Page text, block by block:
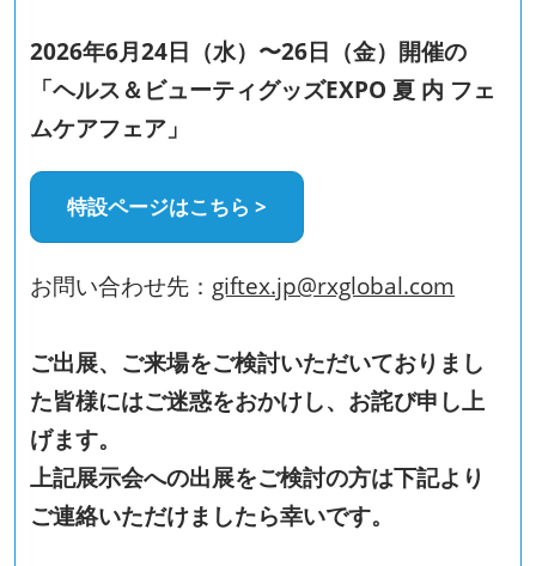
2026年6月24日（水）〜26日（金）開催の
「ヘルス＆ビューティグッズEXPO 夏 内 フェ
ムケアフェア」
特設ページはこちら >
お問い合わせ先： giftex.jp@rxglobal.com
ご出展、ご来場をご検討いただいておりまし
た皆様にはご迷惑をおかけし、お詫び申し上
げます。
上記展示会への出展をご検討の方は下記より
ご連絡いただけましたら幸いです。